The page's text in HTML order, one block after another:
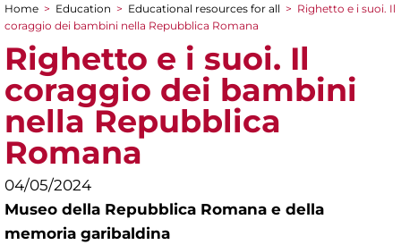
You are here
Home > Education > Educational resources for all > Righetto e i suoi. Il
coraggio dei bambini nella Repubblica Romana
Righetto e i suoi. Il
coraggio dei bambini
nella Repubblica
Romana
04/05/2024
Museo della Repubblica Romana e della
memoria garibaldina